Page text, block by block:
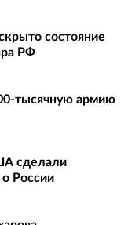
состояние
РФ
тысячную армию
сделали
России